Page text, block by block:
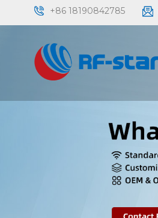
+86 18190842785